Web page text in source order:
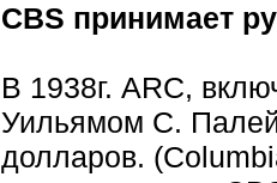
CBS принимает
В 1938г. ARC,
Уильямом С.
долларов.